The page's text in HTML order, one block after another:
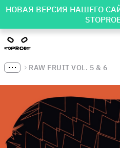
НОВАЯ ВЕРСИЯ НАШЕГО
RAW FRUIT VOL. 5 & 6